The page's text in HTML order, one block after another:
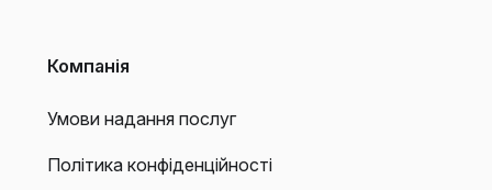
Компанія
Умови надання послуг
Політика конфіденційності